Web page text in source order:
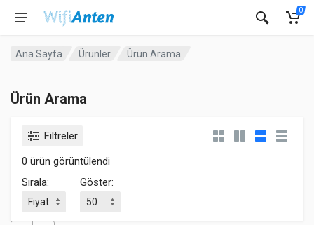
0
Ana Sayfa Ürünler Ürün Arama
Ürün Arama
Filtreler
0 ürün görüntülendi
Sırala:
Göster: